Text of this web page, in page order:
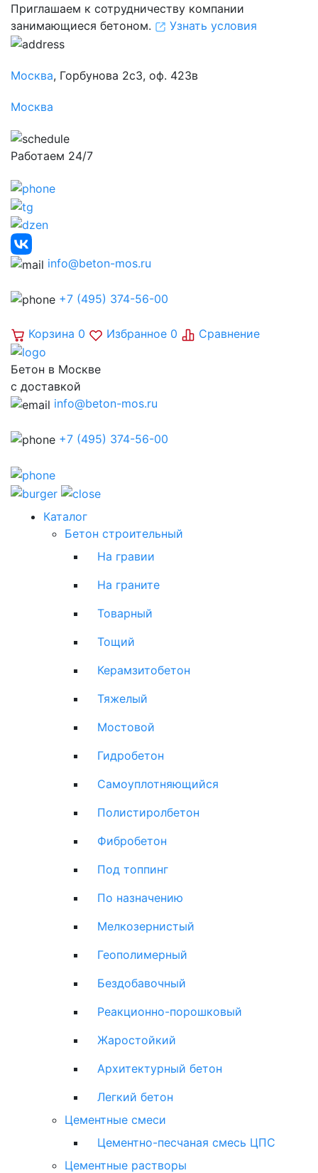
Приглашаем к сотрудничеству компании
занимающиеся бетоном.
Узнать условия
Москва, Горбунова 2с3, оф. 423в
Москва
Работаем 24/7
info@beton-mos.ru
+7 (495) 374-56-00
Корзина 0 Избранное 0 Сравнение
Бетон в Москве
с доставкой
info@beton-mos.ru
+7 (495) 374-56-00
Каталог
Бетон строительный
На гравии
На граните
Товарный
Тощий
Керамзитобетон
Тяжелый
Мостовой
Гидробетон
Самоуплотняющийся
Полистиролбетон
Фибробетон
Под топпинг
По назначению
Мелкозернистый
Геополимерный
Бездобавочный
Реакционно-порошковый
Жаростойкий
Архитектурный бетон
Легкий бетон
Цементные смеси
Цементно-песчаная смесь ЦПС
Цементные растворы